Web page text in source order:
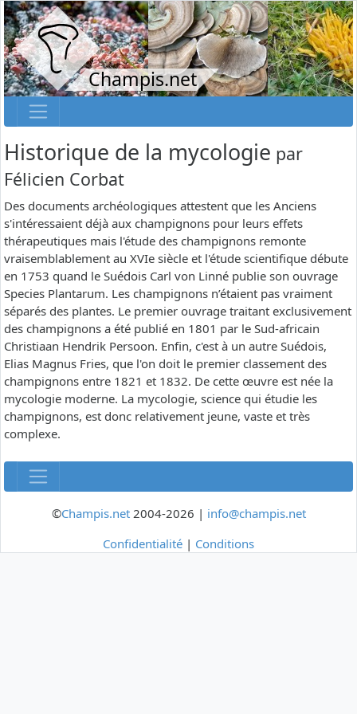
Champis.net
Historique de la mycologie par
Félicien Corbat
Des documents archéologiques attestent que les Anciens
s'intéressaient déjà aux champignons pour leurs effets
thérapeutiques mais l'étude des champignons remonte
vraisemblablement au XVIe siècle et l'étude scientifique débute
en 1753 quand le Suédois Carl von Linné publie son ouvrage
Species Plantarum. Les champignons n’étaient pas vraiment
séparés des plantes. Le premier ouvrage traitant exclusivement
des champignons a été publié en 1801 par le Sud-africain
Christiaan Hendrik Persoon. Enfin, c'est à un autre Suédois,
Elias Magnus Fries, que l'on doit le premier classement des
champignons entre 1821 et 1832. De cette œuvre est née la
mycologie moderne. La mycologie, science qui étudie les
champignons, est donc relativement jeune, vaste et très
complexe.
©Champis.net2004-2026 | info@champis.net
Confidentialité | Conditions